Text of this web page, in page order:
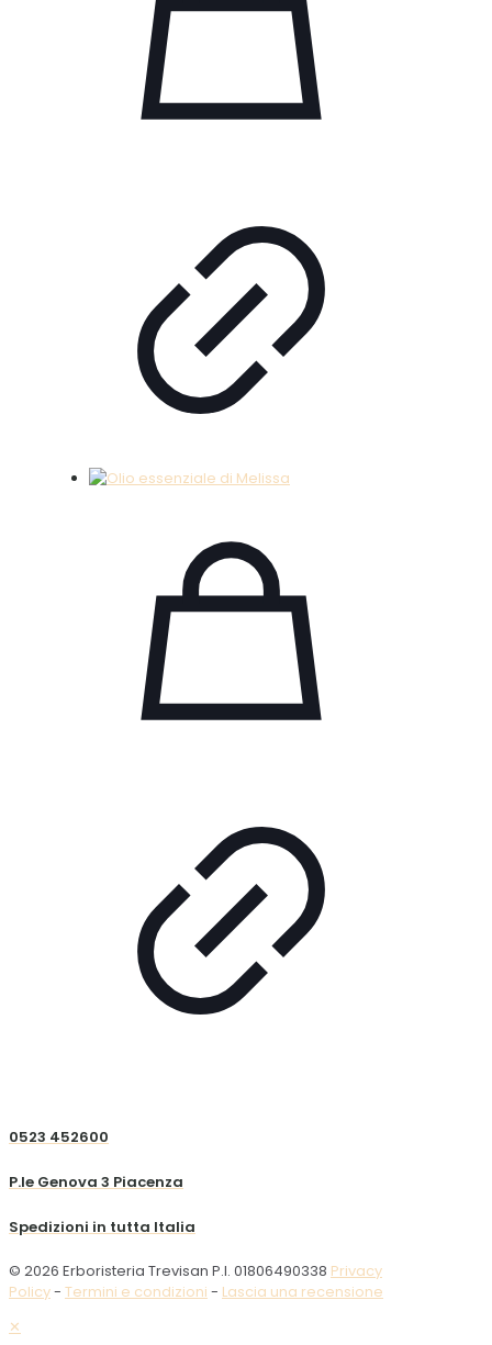
0523 452600
P.le Genova 3 Piacenza
Spedizioni in tutta Italia
© 2026 Erboristeria Trevisan P.I. 01806490338 Privacy
Policy- Termini e condizioni - Lascia una recensione
✕